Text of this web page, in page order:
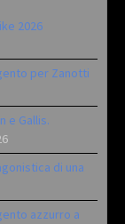
2026
per Zanotti
e Gallis.
di una
azzurro a